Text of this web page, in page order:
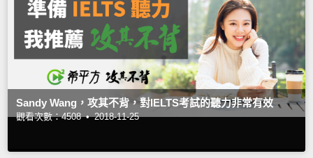
Sandy Wang，攻其不背，對IELTS考試的聽力非常有效
觀看次數：4508 • 2018-11-25